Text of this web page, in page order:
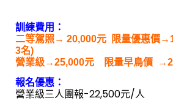
訓練費用：
二等駕照→ 20,000元 限量優惠價
3名)
營業級→25,000元 限量早鳥價
報名優惠：
營業級三人團報-22,500元/人